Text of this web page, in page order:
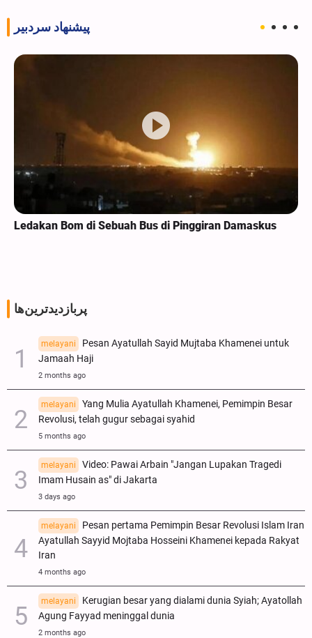
پیشنهاد سردبیر
Ledakan Bom di Sebuah Bus di Pinggiran Damaskus
پربازدیدترین‌ها
melayani
Pesan Ayatullah Sayid Mujtaba Khamenei untuk
Jamaah Haji
2 months ago
melayani
Yang Mulia Ayatullah Khamenei, Pemimpin Besar
Revolusi, telah gugur sebagai syahid
5 months ago
melayani
Video: Pawai Arbain "Jangan Lupakan Tragedi
Imam Husain as" di Jakarta
3 days ago
melayani
Pesan pertama Pemimpin Besar Revolusi Islam Iran
Ayatullah Sayyid Mojtaba Hosseini Khamenei kepada Rakyat
Iran
4 months ago
melayani
Kerugian besar yang dialami dunia Syiah; Ayatollah
Agung Fayyad meninggal dunia
2 months ago